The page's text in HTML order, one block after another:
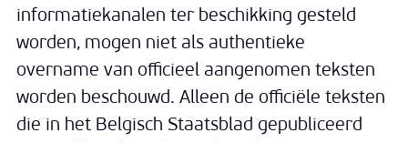
informatiekanalen ter beschikking gesteld
worden, mogen niet als authentieke
overname van officieel aangenomen teksten
worden beschouwd. Alleen de officiële teksten
die in het Belgisch Staatsblad gepubliceerd